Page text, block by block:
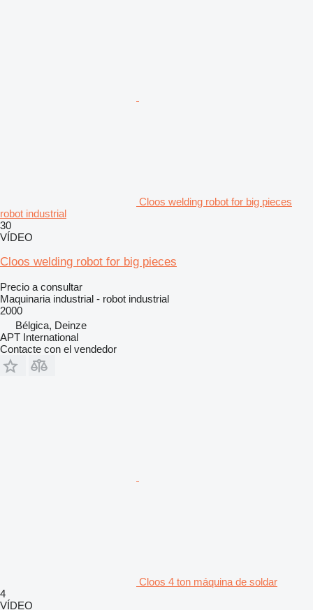
Cloos welding robot for big pieces
robot industrial
30
VÍDEO
Cloos welding robot for big pieces
Precio a consultar
Maquinaria industrial - robot industrial
2000
Bélgica, Deinze
APT International
Contacte con el vendedor
Cloos 4 ton máquina de soldar
4
VÍDEO